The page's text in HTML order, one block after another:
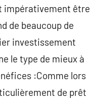
impérativement être
de beaucoup de
investissement
le type de mieux à
:Comme lors
de prêt